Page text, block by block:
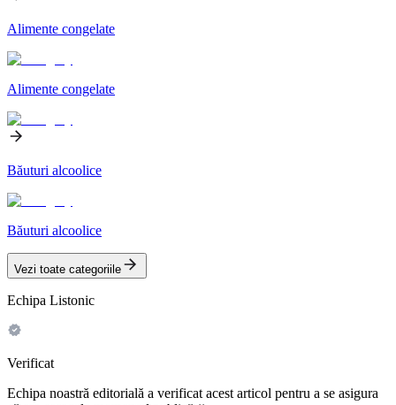
Alimente congelate
Alimente congelate
Băuturi alcoolice
Băuturi alcoolice
Vezi toate categoriile
Echipa Listonic
Verificat
Echipa noastră editorială a verificat acest articol pentru a se asigura